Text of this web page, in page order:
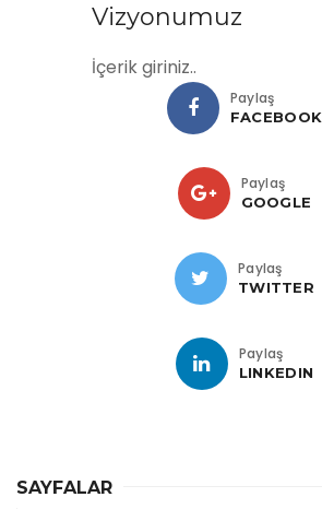
Vizyonumuz
İçerik giriniz..
Paylaş
FACEBOOK
Paylaş
GOOGLE
Paylaş
TWITTER
Paylaş
LINKEDIN
SAYFALAR